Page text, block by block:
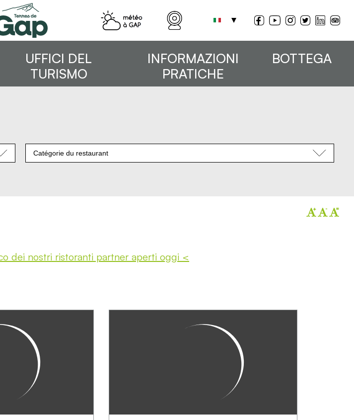
UFFICI DEL
TURISMO
INFORMAZIONI
PRATICHE
BOTTEGA
Catégorie du restaurant
dei nostri ristoranti partner aperti oggi <